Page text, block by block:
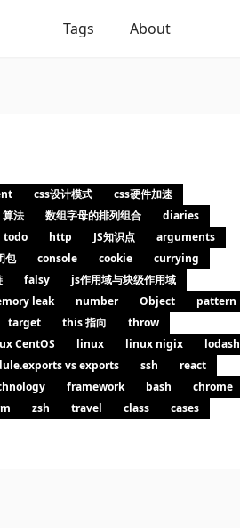
Tags About
css设计模式
css硬件加速
算法 数组字母的排列组合
diaries
todo http JS知识点
arguments
包 console cookie
currying
falsy
js作用域与块级作用域
leak number Object
pattern
target this 指向
throw
CentOS linux linux nigix
lodash
vs exports ssh
react
framework bash
chrome
zsh travel class
cases